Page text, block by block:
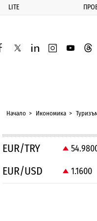
LITE
twitterlinkedininstagram
youtube
Начало Икономика
EUR/TRY
EUR/USD 1.1600